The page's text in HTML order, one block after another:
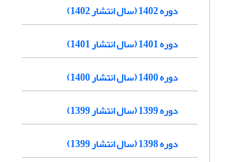
دوره 1402 (سال انتشار 1402)
دوره 1401 (سال انتشار 1401)
دوره 1400 (سال انتشار 1400)
دوره 1399 (سال انتشار 1399)
دوره 1398 (سال انتشار 1399)